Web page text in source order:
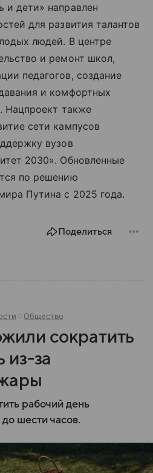
дети» направлен
для развития талантов
людей. В центре
и ремонт школ,
педагогов, создание
и комфортных
Нацпроект также
сети кампусов
вузов
2030». Обновленные
по решению
Путина с 2025 года.
Поделиться
Общество
сократить
из-за
рабочий день
шести часов.